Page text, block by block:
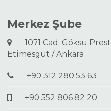
Merkez Şube
1071 Cad. Göksu
Etimesgut / Ankara
+90 312 280 53 63
+90 552 806 82 20